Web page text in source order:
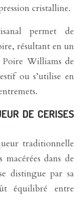
cristalline.
permet de
résultant en un
Poire Williams de
ou s’utilise en
DE CERISES
traditionnelle
dans de
distingue par sa
équilibré entre